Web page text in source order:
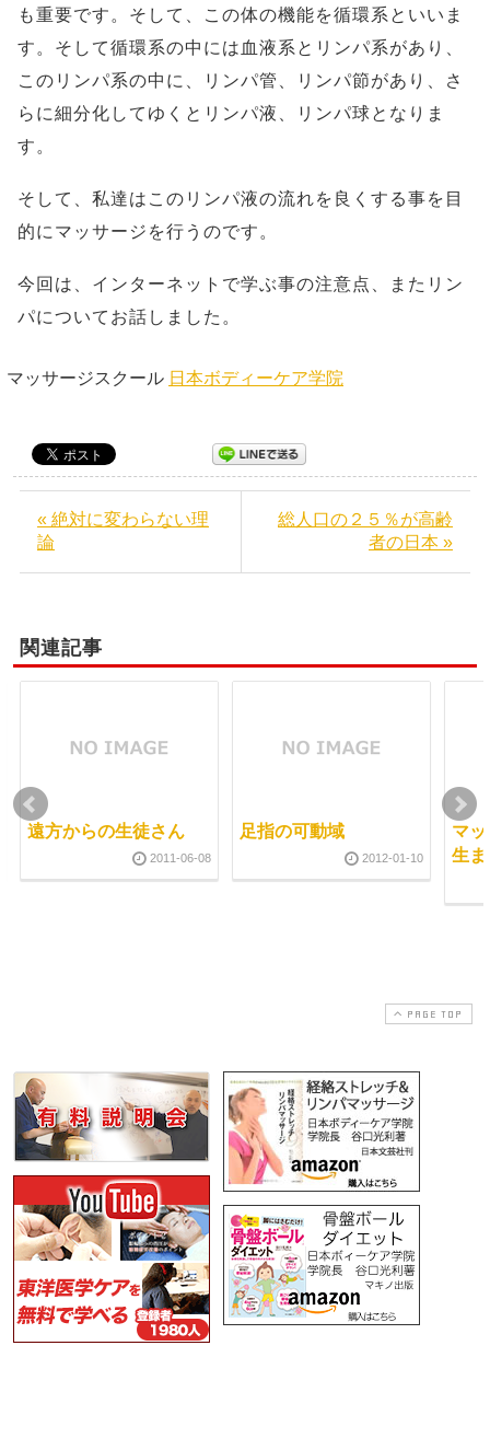
も重要です。そして、この体の機能を循環系といいま
す。そして循環系の中には血液系とリンパ系があり、
このリンパ系の中に、リンパ管、リンパ節があり、さ
らに細分化してゆくとリンパ液、リンパ球となりま
す。
そして、私達はこのリンパ液の流れを良くする事を目
的にマッサージを行うのです。
今回は、インターネットで学ぶ事の注意点、またリン
パについてお話しました。
マッサージスクール 日本ボディーケア学院
« 絶対に変わらない理
論
総人口の２５％が高齢
者の日本 »
関連記事
遠方からの生徒さん
2011-06-08
足指の可動域
2012-01-10
マ
生
PAGE TOP